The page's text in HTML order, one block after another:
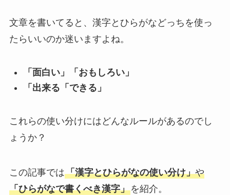
文章を書いてると、漢字とひらがなどっちを使っ
たらいいのか迷いますよね。
「面白い」「おもしろい」
「出来る「できる」
これらの使い分けにはどんなルールがあるのでし
ょうか？
この記事では「漢字とひらがなの使い分け」や
「ひらがなで書くべき漢字」を紹介。